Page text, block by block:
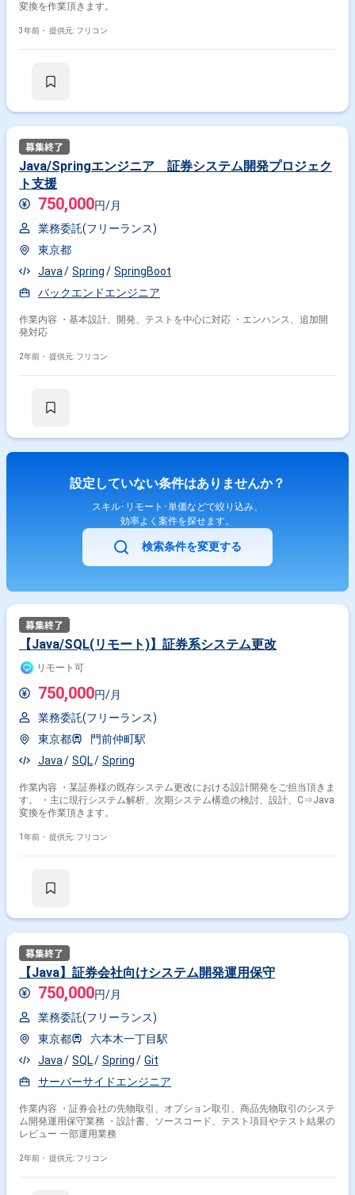
変換を作業頂きます。
3年前・ 提供元: フリコン
Java/Springエンジニア 証券システム開発プロジェク
ト支援
750,000円/月
業務委託(フリーランス)
東京都
Java
Spring
SpringBoot
バックエンドエンジニア
作業内容 ・基本設計、開発、テストを中心に対応 ・エンハンス、追加開
発対応
2年前・ 提供元: フリコン
設定していない条件はありませんか？
スキル･リモート･単価などで絞り込み、
効率よく案件を探せます。
検索条件を変更する
【Java/SQL(リモート)】証券系システム更改
リモート可
750,000円/月
業務委託(フリーランス)
東京都
門前仲町駅
Java
SQL Spring
作業内容 ・某証券様の既存システム更改における設計開発をご担当頂きま
す。 ・主に現行システム解析、次期システム構造の検討、設計、C⇒Java
変換を作業頂きます。
1年前・ 提供元: フリコン
【Java】証券会社向けシステム開発運用保守
750,000円/月
業務委託(フリーランス)
東京都
六本木一丁目駅
Java
SQL Spring
Git
サーバーサイドエンジニア
作業内容 ・証券会社の先物取引、オプション取引、商品先物取引のシステ
ム開発運用保守業務 ・設計書、ソースコード、テスト項目やテスト結果の
レビュー 一部運用業務
2年前・ 提供元: フリコン